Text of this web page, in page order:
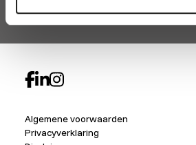
Algemene voorwaarden
Privacyverklaring